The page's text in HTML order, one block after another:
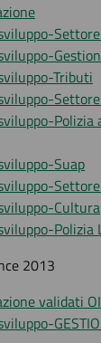
Tributi
Suap
Cultura
Polizia
2013
validati